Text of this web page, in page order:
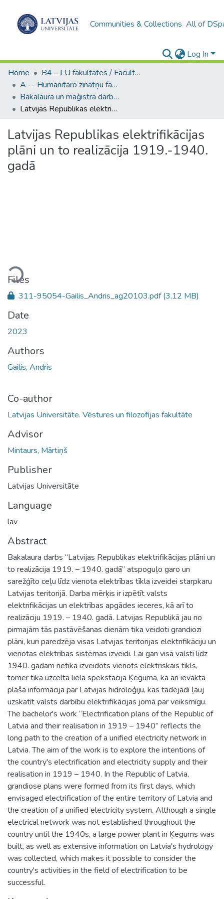
Communities & Collections All of
Log In
Home
B4 – LU fakultātes / Faculties of the UL
A -- Humanitāro zinātņu fakultāte / Faculty of Humanities
Bakalaura un maģistra darbi (HZF) / Bachelor's and Master's theses
Latvijas Republikas elektrifikācijas plāni un to realizācija 1919.-1940. gadā
Latvijas Republikas elektrifikācijas
plāni un to realizācija 1919.-1940.
gadā
Files
311-95054-Gailis_Andris_ag20103.pdf(3.12 MB)
Date
2023
Authors
Gailis, Andris
Co-author
Latvijas Universitāte. Vēstures un filozofijas fakultāte
Advisor
Mintaurs, Mārtiņš
Publisher
Latvijas Universitāte
Language
lav
Abstract
Bakalaura darbs “Latvijas Republikas elektrifikācijas plāni un
to realizācija 1919. – 1940. gadā” atspoguļo garo un
sarežģīto ceļu līdz vienota elektrības tīkla izveidei starpkaru
Latvijas teritorijā. Darba mērķis ir izpētīt valsts
elektrifikācijas un elektrības apgādes ieceres, kā arī to
realizāciju 1919. – 1940. gadā. Latvijas Republikā jau no
pirmajām tās pastāvēšanas dienām tika veidoti grandiozi
plāni, kuri paredzēja visas Latvijas teritorijas elektrifikāciju un
vienotas elektrības sistēmas izveidi. Lai gan visā valstī līdz
1940. gadam netika izveidots vienots elektriskais tīkls,
tomēr tika uzcelta liela spēkstacija Ķegumā, kā arī ievākta
plaša informācija par Latvijas hidroloģiju, kas tādējādi ļauj
uzskatīt valsts darbību elektrifikācijas jomā par veiksmīgu.
The bachelor's work “Electrification plans of the Republic of
Latvia and their realisation in 1919 – 1940” reflects the
long path to the creation of a unified electricity network in
Latvia. The aim of the work is to explore the intentions of
the country's electrification and electricity supply and their
realisation in 1919 – 1940. In the Republic of Latvia,
grandiose plans were formed from its first days, which
envisaged electrification of the entire territory of Latvia and
the creation of a unified electricity system. Although a single
electrical network was not established throughout the
country until the 1940s, a large power plant in Ķegums was
built, as well as extensive information on Latvia's hydrology
was collected, which makes it possible to consider the
country's activities in the field of electrification to be
successful.